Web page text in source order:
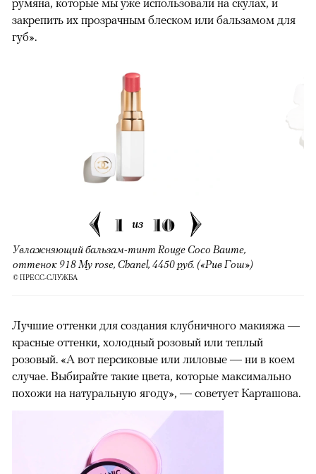
румяна, которые мы уже использовали на скулах, и
закрепить их прозрачным блеском или бальзамом для
губ».
1 из 10
Увлажняющий бальзам-тинт Rouge Coco Baume,
оттенок 918 My rose, Chanel, 4450 руб. («Рив Гош»)
© ПРЕСС-СЛУЖБА
Лучшие оттенки для создания клубничного макияжа —
красные оттенки, холодный розовый или теплый
розовый. «А вот персиковые или лиловые — ни в коем
случае. Выбирайте такие цвета, которые максимально
похожи на натуральную ягоду», — советует Карташова.